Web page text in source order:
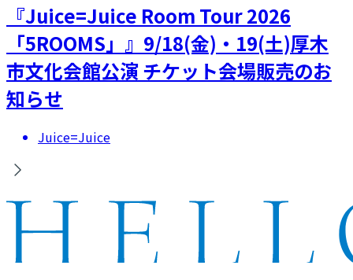
『Juice=Juice Room Tour 2026
「5ROOMS」』9/18(金)・19(土)厚木
市文化会館公演 チケット会場販売のお
知らせ
Juice=Juice